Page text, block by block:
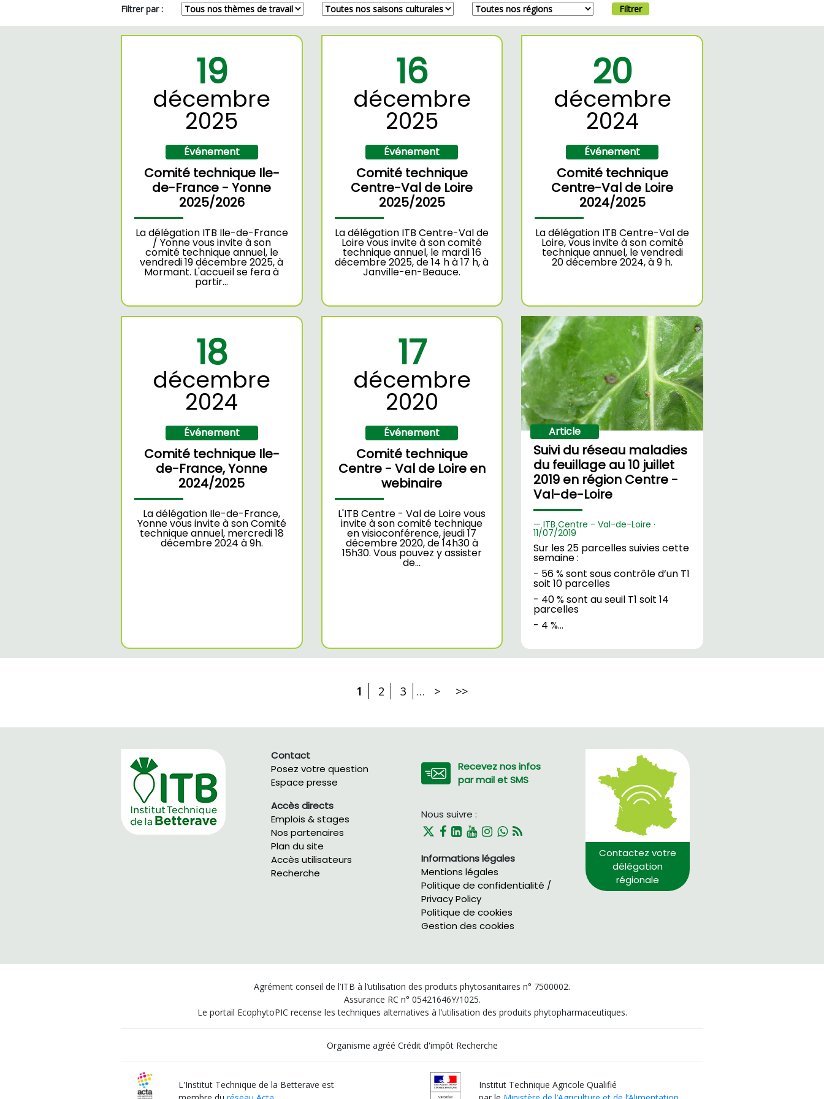
Filtrer par : Filtrer
19
décembre
2025
Événement
Comité technique Ile-
de-France - Yonne
2025/2026
La délégation ITB Ile-de-France
/ Yonne vous invite à son
comité technique annuel, le
vendredi 19 décembre 2025, à
Mormant. L'accueil se fera à
partir…
16
décembre
2025
Événement
Comité technique
Centre-Val de Loire
2025/2025
La délégation ITB Centre-Val de
Loire vous invite à son comité
technique annuel, le mardi 16
décembre 2025, de 14 h à 17 h, à
Janville-en-Beauce.
20
décembre
2024
Événement
Comité technique
Centre-Val de Loire
2024/2025
La délégation ITB Centre-Val de
Loire, vous invite à son comité
technique annuel, le vendredi
20 décembre 2024, à 9 h.
18
décembre
2024
Événement
Comité technique Ile-
de-France, Yonne
2024/2025
La délégation Ile-de-France,
Yonne vous invite à son Comité
technique annuel, mercredi 18
décembre 2024 à 9h.
17
décembre
2020
Événement
Comité technique
Centre - Val de Loire en
webinaire
L'ITB Centre - Val de Loire vous
invite à son comité technique
en visioconférence, jeudi 17
décembre 2020, de 14h30 à
15h30. Vous pouvez y assister
de…
Article
Suivi du réseau maladies
du feuillage au 10 juillet
2019 en région Centre -
Val-de-Loire
ITB Centre - Val-de-Loire ·
11/07/2019
Sur les 25 parcelles suivies cette
semaine :
- 56 % sont sous contrôle d’un T1
soit 10 parcelles
- 40 % sont au seuil T1 soit 14
parcelles
- 4 %…
1 2 3 … > >>
Contactez votre
délégation
régionale
Recevez nos infos
par mail et SMS
Nous suivre :
Informations légales
Mentions légales
Politique de confidentialité /
Privacy Policy
Politique de cookies
Gestion des cookies
Contact
Posez votre question
Espace presse
Accès directs
Emplois & stages
Nos partenaires
Plan du site
Accès utilisateurs
Recherche
Agrément conseil de l’ITB à l’utilisation des produits phytosanitaires n° 7500002.
Assurance RC n° 05421646Y/1025.
Le portail EcophytoPIC recense les techniques alternatives à l’utilisation des produits phytopharmaceutiques.
Organisme agréé Crédit d'impôt Recherche
L'Institut Technique de la Betterave est
Institut Technique Agricole Qualifié